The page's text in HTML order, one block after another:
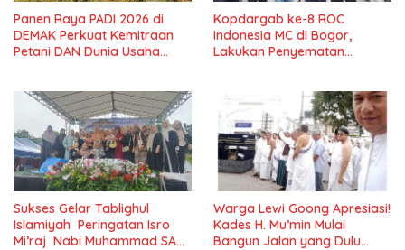
Panen Raya PADI 2026 di
DEMAK Perkuat Kemitraan
Petani DAN Dunia Usaha
Kopdargab ke-8 ROC
Indonesia MC di Bogor,
Lakukan Penyematan
Sukses Gelar Tablighul
Islamiyah Peringatan Isro
Mi’raj Nabi Muhammad SAW
Warga Lewi Goong Apresiasi!
Kades H. Mu’min Mulai
Bangun Jalan yang Dulu